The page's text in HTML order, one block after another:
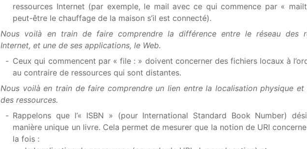
ressources Internet (par exemple, le mail avec ce qui commence par «
peut-être le chauffage de la maison s’il est connecté).
Nous voilà en train de faire comprendre la différence entre le réseau des
Internet, et une de ses applications, le Web.
Ceux qui commencent par « file : » doivent concerner des fichiers locaux à
au contraire de ressources qui sont distantes.
Nous voilà en train de faire comprendre un lien entre la localisation physique et
des ressources.
Rappelons que l’« ISBN » (pour International Standard Book Number)
manière unique un livre. Cela permet de mesurer que la notion de URI
la fois :